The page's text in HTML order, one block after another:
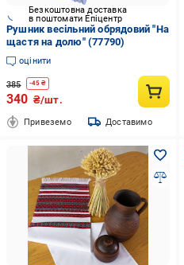
Безкоштовна доставка
в поштомати Епіцентр
Рушник весільний обрядовий "На
щастя на долю" (77790)
оцінити
385 -45 ₴
340 ₴/шт.
Привеземо Доставимо